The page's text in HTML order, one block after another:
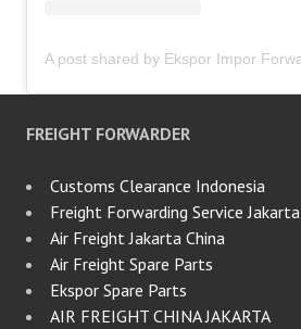
FREIGHT FORWARDER
Customs Clearance Indonesia
Freight Forwarding Service Jakarta
Air Freight Jakarta China
Air Freight Spare Parts
Ekspor Spare Parts
AIR FREIGHT CHINA JAKARTA